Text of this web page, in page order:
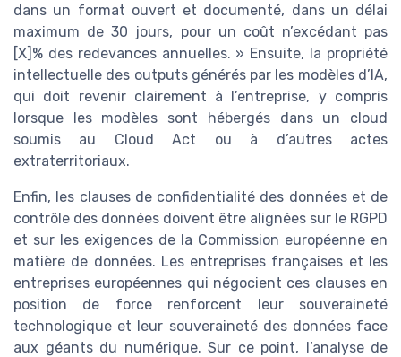
dans un format ouvert et documenté, dans un délai
maximum de 30 jours, pour un coût n’excédant pas
[X]% des redevances annuelles. » Ensuite, la propriété
intellectuelle des outputs générés par les modèles d’IA,
qui doit revenir clairement à l’entreprise, y compris
lorsque les modèles sont hébergés dans un cloud
soumis au Cloud Act ou à d’autres actes
extraterritoriaux.
Enfin, les clauses de confidentialité des données et de
contrôle des données doivent être alignées sur le RGPD
et sur les exigences de la Commission européenne en
matière de données. Les entreprises françaises et les
entreprises européennes qui négocient ces clauses en
position de force renforcent leur souveraineté
technologique et leur souveraineté des données face
aux géants du numérique. Sur ce point, l’analyse de